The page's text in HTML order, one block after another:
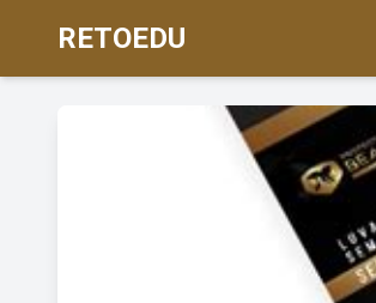
RETOEDU